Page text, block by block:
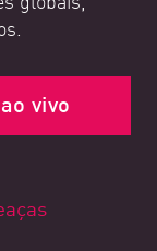
vivo